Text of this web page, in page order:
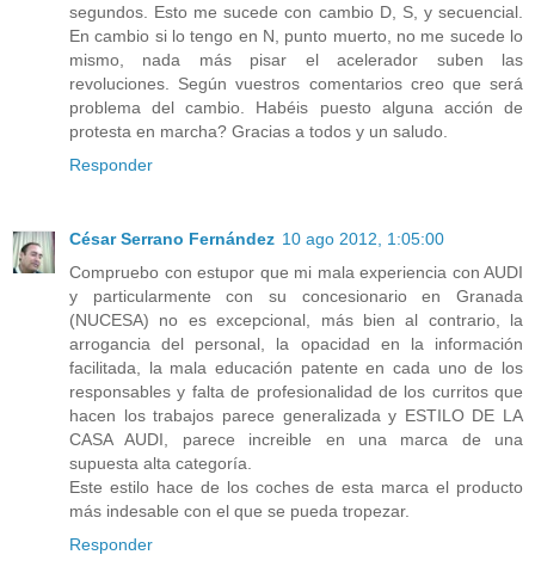
segundos. Esto me sucede con cambio D, S, y secuencial.
En cambio si lo tengo en N, punto muerto, no me sucede lo
mismo, nada más pisar el acelerador suben las
revoluciones. Según vuestros comentarios creo que será
problema del cambio. Habéis puesto alguna acción de
protesta en marcha? Gracias a todos y un saludo.
Responder
César Serrano Fernández 10 ago 2012, 1:05:00
Compruebo con estupor que mi mala experiencia con AUDI
y particularmente con su concesionario en Granada
(NUCESA) no es excepcional, más bien al contrario, la
arrogancia del personal, la opacidad en la información
facilitada, la mala educación patente en cada uno de los
responsables y falta de profesionalidad de los curritos que
hacen los trabajos parece generalizada y ESTILO DE LA
CASA AUDI, parece increible en una marca de una
supuesta alta categoría.
Este estilo hace de los coches de esta marca el producto
más indesable con el que se pueda tropezar.
Responder